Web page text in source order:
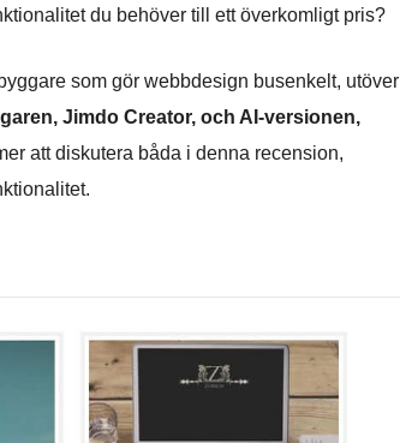
du behöver till ett överkomligt pris?
som gör webbdesign busenkelt, utöver
Jimdo Creator, och AI-versionen,
att diskutera båda i denna recension,